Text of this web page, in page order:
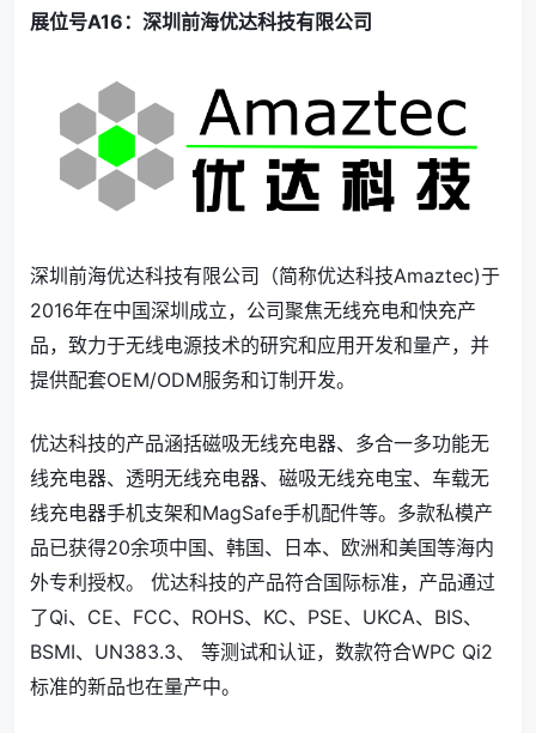
展位号A16：深圳前海优达科技有限公司
深圳前海优达科技有限公司（简称优达科技Amaztec)于
2016年在中国深圳成立，公司聚焦无线充电和快充产
品，致力于无线电源技术的研究和应用开发和量产，并
提供配套OEM/ODM服务和订制开发。
优达科技的产品涵括磁吸无线充电器、多合一多功能无
线充电器、透明无线充电器、磁吸无线充电宝、车载无
线充电器手机支架和MagSafe手机配件等。多款私模产
品已获得20余项中国、韩国、日本、欧洲和美国等海内
外专利授权。 优达科技的产品符合国际标准，产品通过
了Qi、CE、FCC、ROHS、KC、PSE、UKCA、BIS、
BSMI、UN383.3、 等测试和认证，数款符合WPC Qi2
标准的新品也在量产中。